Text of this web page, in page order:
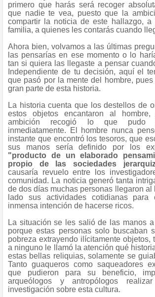
primero que harás será recoger
que nadie te vea, puesto que la
compartir la noticia de este hallazgo, a
familia, a quienes les contarás cuando
Ahora bien, volvamos a las últimas
las pensarías en ese momento o lo
tan si quiera las llegaste a pensar
Independiente de tu decisión, aquí el
que pasó por la mente del hombre,
gran parte de esta historia.
La historia cuenta que los destellos de
estos objetos encantaron al
ambición recogió lo que pudo
inmediatamente. El hombre nunca
instante que encontró los tesoros, que
sus manos sería definido por los
"producto de un elaborado
propio de las sociedades
causaría revuelo entre los
comunidad. La noticia generó tanta
de dos días muchas personas llegaron al
lado sus actividades cotidianas para
inmensa intención de hacerse ricos.
La situación se les salió de las manos
porque estas personas solo buscaban
pobreza extrayendo ilícitamente objetos,
a ninguno le llamó la atención qué
estas bellas reliquias, solamente se
Tanto guaqueros como saqueadores
que pudieron para su beneficio,
arqueólogos y antropólogos
investigación sobre esta cultura.